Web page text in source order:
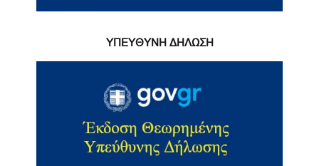
ΥΠΕΥΘΥΝΗ ΔΗΛΩΣΗ